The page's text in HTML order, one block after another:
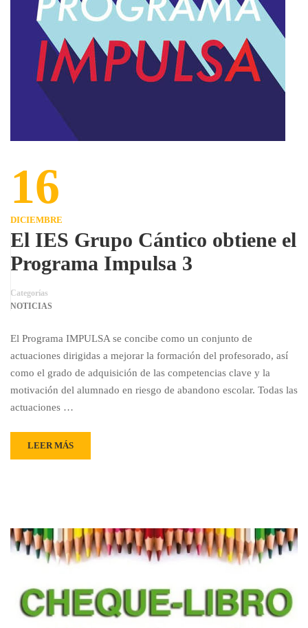
16
DICIEMBRE
El IES Grupo Cántico obtiene el
Programa Impulsa 3
Categorías
NOTICIAS
El Programa IMPULSA se concibe como un conjunto de
actuaciones dirigidas a mejorar la formación del profesorado, así
como el grado de adquisición de las competencias clave y la
motivación del alumnado en riesgo de abandono escolar. Todas las
actuaciones …
LEER MÁS